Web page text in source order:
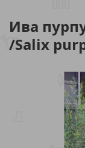
Ива
/Salix